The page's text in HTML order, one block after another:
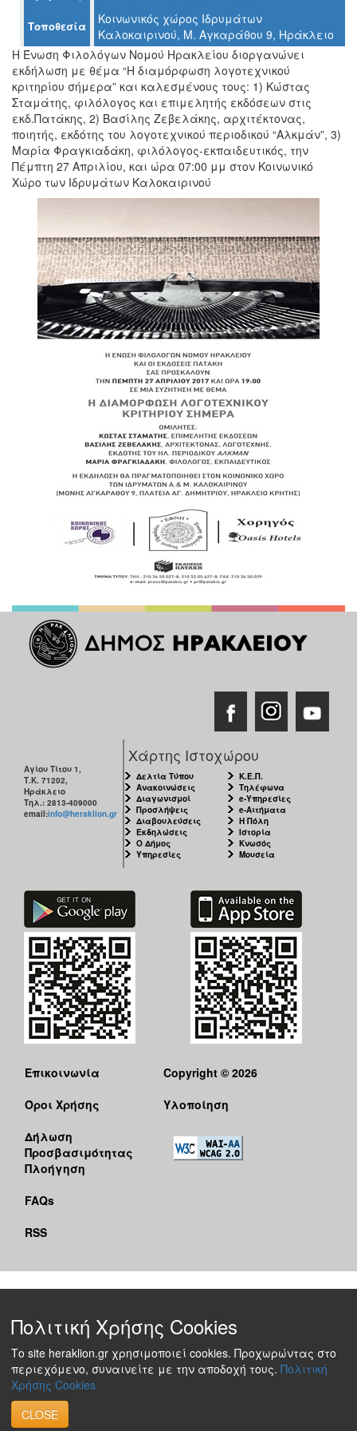
ΤΟΠΟΣ
ΜΑΣ
ΔΗΜΟΣ
ΠΟΛΙΤΙΣΜΟΣ
Τοποθεσία
Κοινωνικός χώρος Ιδρυμάτων
Καλοκαιρινού, Μ. Αγκαράθου 9, Ηράκλειο
Η Ένωση Φιλολόγων Νομού Ηρακλείου διοργανώνει
εκδήλωση με θέμα “Η διαμόρφωση λογοτεχνικού
κριτηρίου σήμερα” και καλεσμένους τους: 1) Κώστας
Σταμάτης, φιλόλογος και επιμελητής εκδόσεων στις
εκδ.Πατάκης, 2) Βασίλης Ζεβελάκης, αρχιτέκτονας,
ποιητής, εκδότης του λογοτεχνικού περιοδικού “Αλκμάν”, 3)
Μαρία Φραγκιαδάκη, φιλόλογος-εκπαιδευτικός, την
Πέμπτη 27 Απριλίου, και ώρα 07:00 μμ στον Κοινωνικό
Χώρο των Ιδρυμάτων Καλοκαιρινού
Αγίου Τίτου 1,
Τ.Κ. 71202,
Ηράκλειο
Τηλ.: 2813-409000
email:info@heraklion.gr
Χάρτης Ιστοχώρου
Δελτία Τύπου
Ανακοινώσεις
Διαγωνισμοί
Προσλήψεις
Διαβουλεύσεις
Εκδηλώσεις
Ο Δήμος
Υπηρεσίες
Κ.Ε.Π.
Τηλέφωνα
e-Υπηρεσίες
e-Αιτήματα
Η Πόλη
Ιστορία
Κνωσός
Μουσεία
Επικοινωνία
Όροι Χρήσης
Δήλωση
Προσβασιμότητας
Πλοήγηση
FAQs
RSS
Copyright © 2026
Υλοποίηση
Πολιτική Χρήσης Cookies
Το site heraklion.gr χρησιμοποιεί cookies. Προχωρώντας στο
περιεχόμενο, συναινείτε με την αποδοχή τους. Πολιτική
Χρήσης Cookies
CLOSE